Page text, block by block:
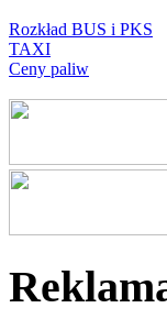
Rozkład BUS i PKS
TAXI
Ceny paliw